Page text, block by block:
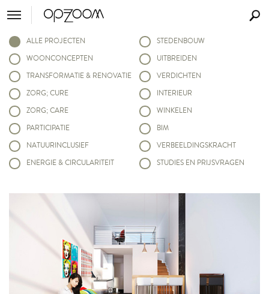
ALLE PROJECTEN
WOONCONCEPTEN
TRANSFORMATIE & RENOVATIE
ZORG; CURE
ZORG; CARE
PARTICIPATIE
NATUURINCLUSIEF
ENERGIE & CIRCULARITEIT
STEDENBOUW
UITBREIDEN
VERDICHTEN
INTERIEUR
WINKELEN
BIM
VERBEELDINGSKRACHT
STUDIES EN PRIJSVRAGEN